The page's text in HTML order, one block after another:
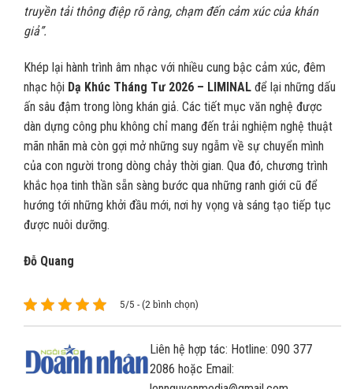
truyền tải thông điệp rõ ràng, chạm đến cảm xúc của khán
giả”.
Khép lại hành trình âm nhạc với nhiều cung bậc cảm xúc, đêm
nhạc hội Dạ Khúc Tháng Tư 2026 – LIMINAL để lại những dấu
ấn sâu đậm trong lòng khán giả. Các tiết mục văn nghệ được
dàn dựng công phu không chỉ mang đến trải nghiệm nghệ thuật
mãn nhãn mà còn gợi mở những suy ngẫm về sự chuyển mình
của con người trong dòng chảy thời gian. Qua đó, chương trình
khắc họa tinh thần sẵn sàng bước qua những ranh giới cũ để
hướng tới những khởi đầu mới, nơi hy vọng và sáng tạo tiếp tục
được nuôi dưỡng.
Đỗ Quang
5/5 - (2 bình chọn)
Liên hệ hợp tác: Hotline: 090 377
2086 hoặc Email: